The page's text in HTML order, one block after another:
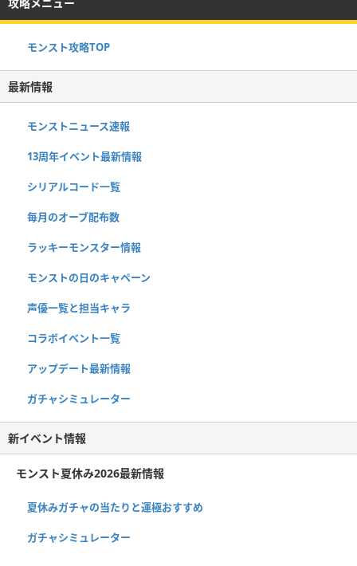
モンスト攻略TOP
最新情報
モンストニュース速報
13周年イベント最新情報
シリアルコード一覧
毎月のオーブ配布数
ラッキーモンスター情報
モンストの日のキャペーン
声優一覧と担当キャラ
コラボイベント一覧
アップデート最新情報
ガチャシミュレーター
新イベント情報
モンスト夏休み2026最新情報
夏休みガチャの当たりと運極おすすめ
ガチャシミュレーター